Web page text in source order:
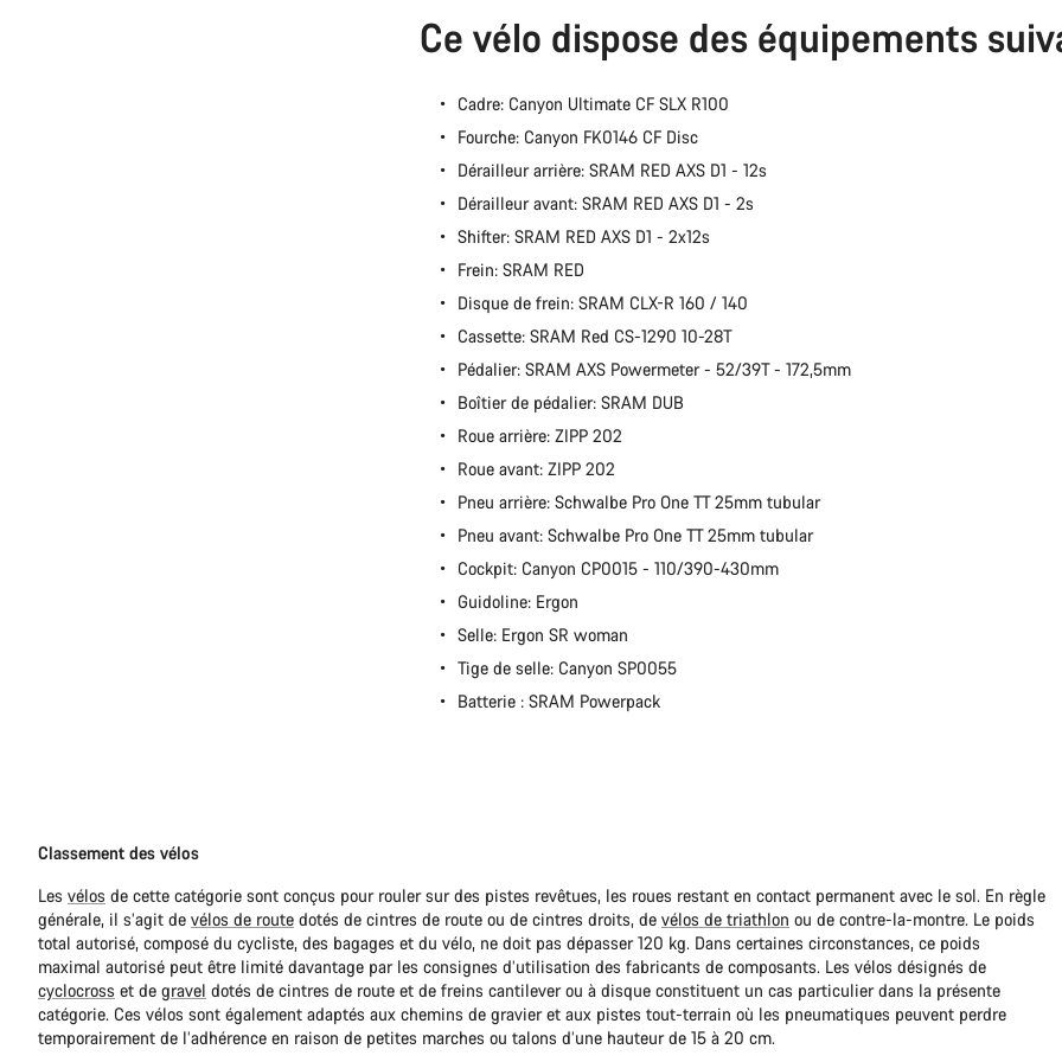
Ce vélo dispose des équipements
Cadre: Canyon Ultimate CF SLX R100
Fourche: Canyon FK0146 CF Disc
Dérailleur arrière: SRAM RED AXS D1 - 12s
Dérailleur avant: SRAM RED AXS D1 - 2s
Shifter: SRAM RED AXS D1 - 2x12s
Frein: SRAM RED
Disque de frein: SRAM CLX-R 160 / 140
Cassette: SRAM Red CS-1290 10-28T
Pédalier: SRAM AXS Powermeter - 52/39T - 172,5mm
Boîtier de pédalier: SRAM DUB
Roue arrière: ZIPP 202
Roue avant: ZIPP 202
Pneu arrière: Schwalbe Pro One TT 25mm tubular
Pneu avant: Schwalbe Pro One TT 25mm tubular
Cockpit: Canyon CP0015 - 110/390-430mm
Guidoline: Ergon
Selle: Ergon SR woman
Tige de selle: Canyon SP0055
Batterie : SRAM Powerpack
Classement des vélos
Les vélos de cette catégorie sont conçus pour rouler sur des pistes revêtues, les roues restant en contact permanent avec le sol. En règle
générale, il s’agit de vélos de route dotés de cintres de route ou de cintres droits, de vélos de triathlon ou de contre-la-montre. Le poids
total autorisé, composé du cycliste, des bagages et du vélo, ne doit pas dépasser 120 kg. Dans certaines circonstances, ce poids
maximal autorisé peut être limité davantage par les consignes d’utilisation des fabricants de composants. Les vélos désignés de
cyclocross et de gravel dotés de cintres de route et de freins cantilever ou à disque constituent un cas particulier dans la présente
catégorie. Ces vélos sont également adaptés aux chemins de gravier et aux pistes tout-terrain où les pneumatiques peuvent perdre
temporairement de l’adhérence en raison de petites marches ou talons d’une hauteur de 15 à 20 cm.